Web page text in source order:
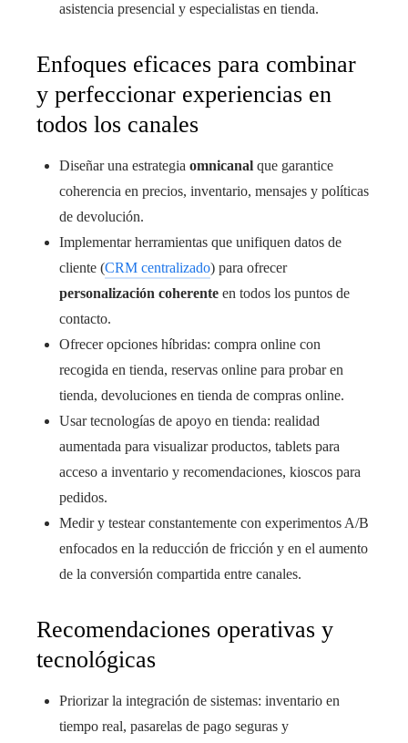
asistencia presencial y especialistas en tienda.
Enfoques eficaces para combinar
y perfeccionar experiencias en
todos los canales
Diseñar una estrategia omnicanal que garantice
coherencia en precios, inventario, mensajes y políticas
de devolución.
Implementar herramientas que unifiquen datos de
cliente (CRM centralizado) para ofrecer
personalización coherente en todos los puntos de
contacto.
Ofrecer opciones híbridas: compra online con
recogida en tienda, reservas online para probar en
tienda, devoluciones en tienda de compras online.
Usar tecnologías de apoyo en tienda: realidad
aumentada para visualizar productos, tablets para
acceso a inventario y recomendaciones, kioscos para
pedidos.
Medir y testear constantemente con experimentos A/B
enfocados en la reducción de fricción y en el aumento
de la conversión compartida entre canales.
Recomendaciones operativas y
tecnológicas
Priorizar la integración de sistemas: inventario en
tiempo real, pasarelas de pago seguras y